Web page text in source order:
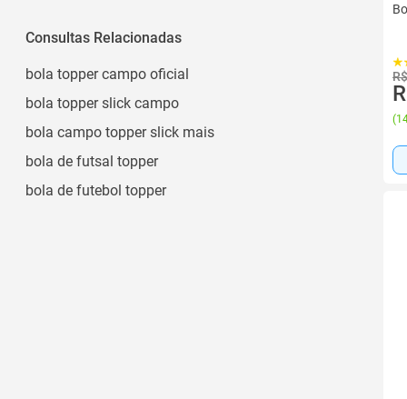
Consultas Relacionadas
bola topper campo oficial
bola topper slick campo
bola campo topper slick mais
bola de futsal topper
bola de futebol topper
(